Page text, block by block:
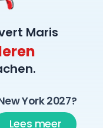
Maris
York 2027?
Lees meer